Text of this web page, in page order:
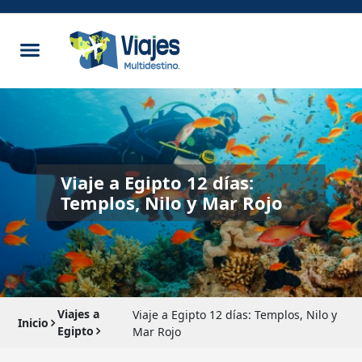
Viaje a Egipto 12 días:
Templos, Nilo y Mar Rojo
Inicio
Viajes a
Egipto
Viaje a Egipto 12 días: Templos, Nilo y
Mar Rojo